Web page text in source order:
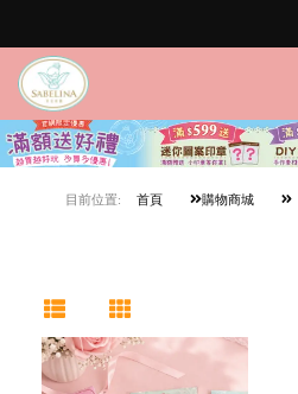
目前位置: 首頁 購物商城